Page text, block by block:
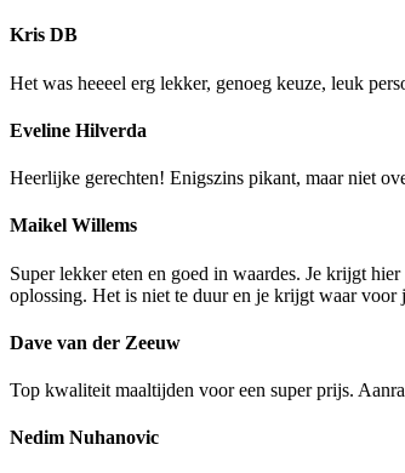
Kris DB
Het was heeeel erg lekker, genoeg keuze, leuk
Eveline Hilverda
Heerlijke gerechten! Enigszins pikant, maar niet
Maikel Willems
Super lekker eten en goed in waardes. Je krijgt
oplossing. Het is niet te duur en je krijgt waar voor
Dave van der Zeeuw
Top kwaliteit maaltijden voor een super prijs.
Nedim Nuhanovic